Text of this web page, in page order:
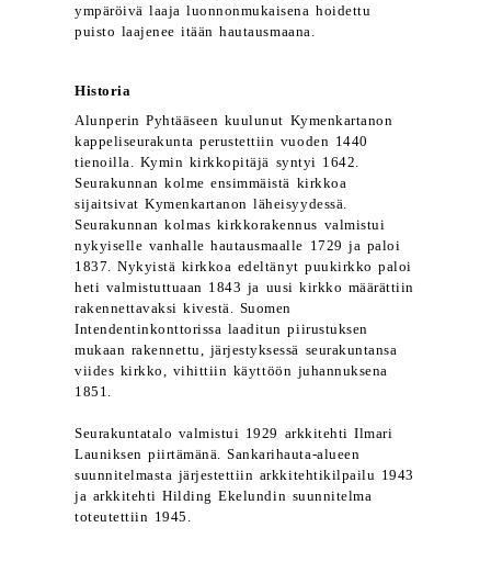
ympäröivä laaja luonnonmukaisena hoidettu
puisto laajenee itään hautausmaana.
Historia
Alunperin Pyhtääseen kuulunut Kymenkartanon
kappeliseurakunta perustettiin vuoden 1440
tienoilla. Kymin kirkkopitäjä syntyi 1642.
Seurakunnan kolme ensimmäistä kirkkoa
sijaitsivat Kymenkartanon läheisyydessä.
Seurakunnan kolmas kirkkorakennus valmistui
nykyiselle vanhalle hautausmaalle 1729 ja paloi
1837. Nykyistä kirkkoa edeltänyt puukirkko paloi
heti valmistuttuaan 1843 ja uusi kirkko määrättiin
rakennettavaksi kivestä. Suomen
Intendentinkonttorissa laaditun piirustuksen
mukaan rakennettu, järjestyksessä seurakuntansa
viides kirkko, vihittiin käyttöön juhannuksena
1851.
Seurakuntatalo valmistui 1929 arkkitehti Ilmari
Launiksen piirtämänä. Sankarihauta-alueen
suunnitelmasta järjestettiin arkkitehtikilpailu 1943
ja arkkitehti Hilding Ekelundin suunnitelma
toteutettiin 1945.